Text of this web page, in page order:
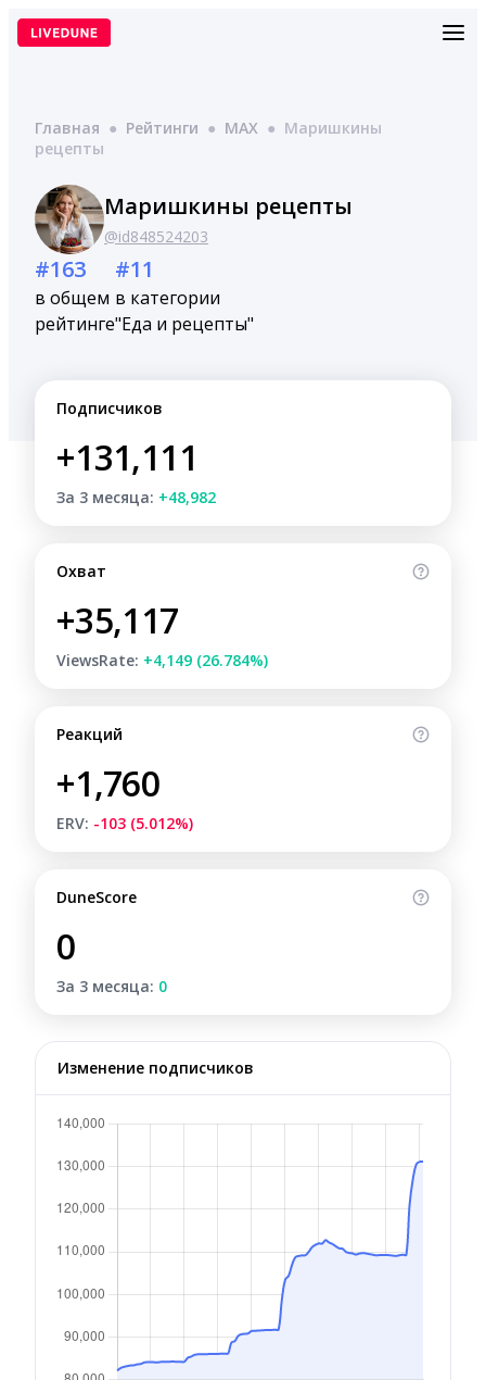
Перейти
Главная ● Рейтинги ● MAX ● Маришкины
рецепты
Маришкины рецепты
@id848524203
#163
в общем
рейтинге
#11
в категории
"Еда и рецепты"
Подписчиков
+131,111
За 3 месяца: +48,982
Охват
+35,117
ViewsRate: +4,149 (26.784%)
Реакций
+1,760
ERV: -103 (5.012%)
DuneScore
0
За 3 месяца: 0
Изменение подписчиков